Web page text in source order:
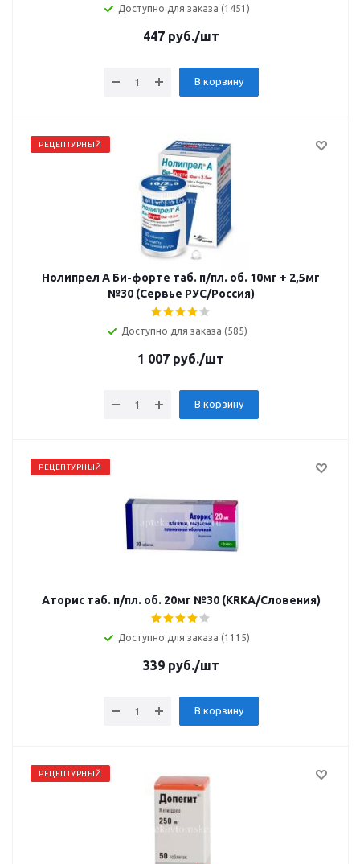
Доступно для заказа (1451)
447руб./шт
В корзину
РЕЦЕПТУРНЫЙ
Нолипрел А Би-форте таб. п/пл. об. 10мг + 2,5мг
№30 (Сервье РУС/Россия)
Доступно для заказа (585)
1 007 руб./шт
В корзину
РЕЦЕПТУРНЫЙ
Аторис таб. п/пл. об. 20мг №30 (KRKA/Словения)
Доступно для заказа (1115)
339руб./шт
В корзину
РЕЦЕПТУРНЫЙ